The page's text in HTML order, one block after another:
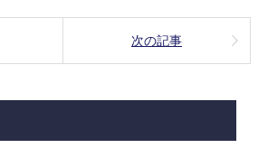
次の記事